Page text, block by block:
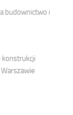
budownictwo i